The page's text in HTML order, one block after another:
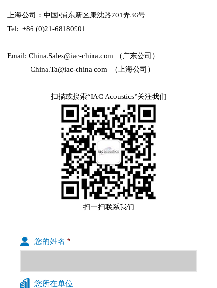
上海公司：中国•浦东新区康沈路701弄36号
Tel: +86 (0)21-68180901
Email: China.Sales@iac-china.com （广东公司）
China.Ta@iac-china.com （上海公司）
扫描或搜索“IAC Acoustics”关注我们
扫一扫联系我们
您的姓名 *
您所在单位